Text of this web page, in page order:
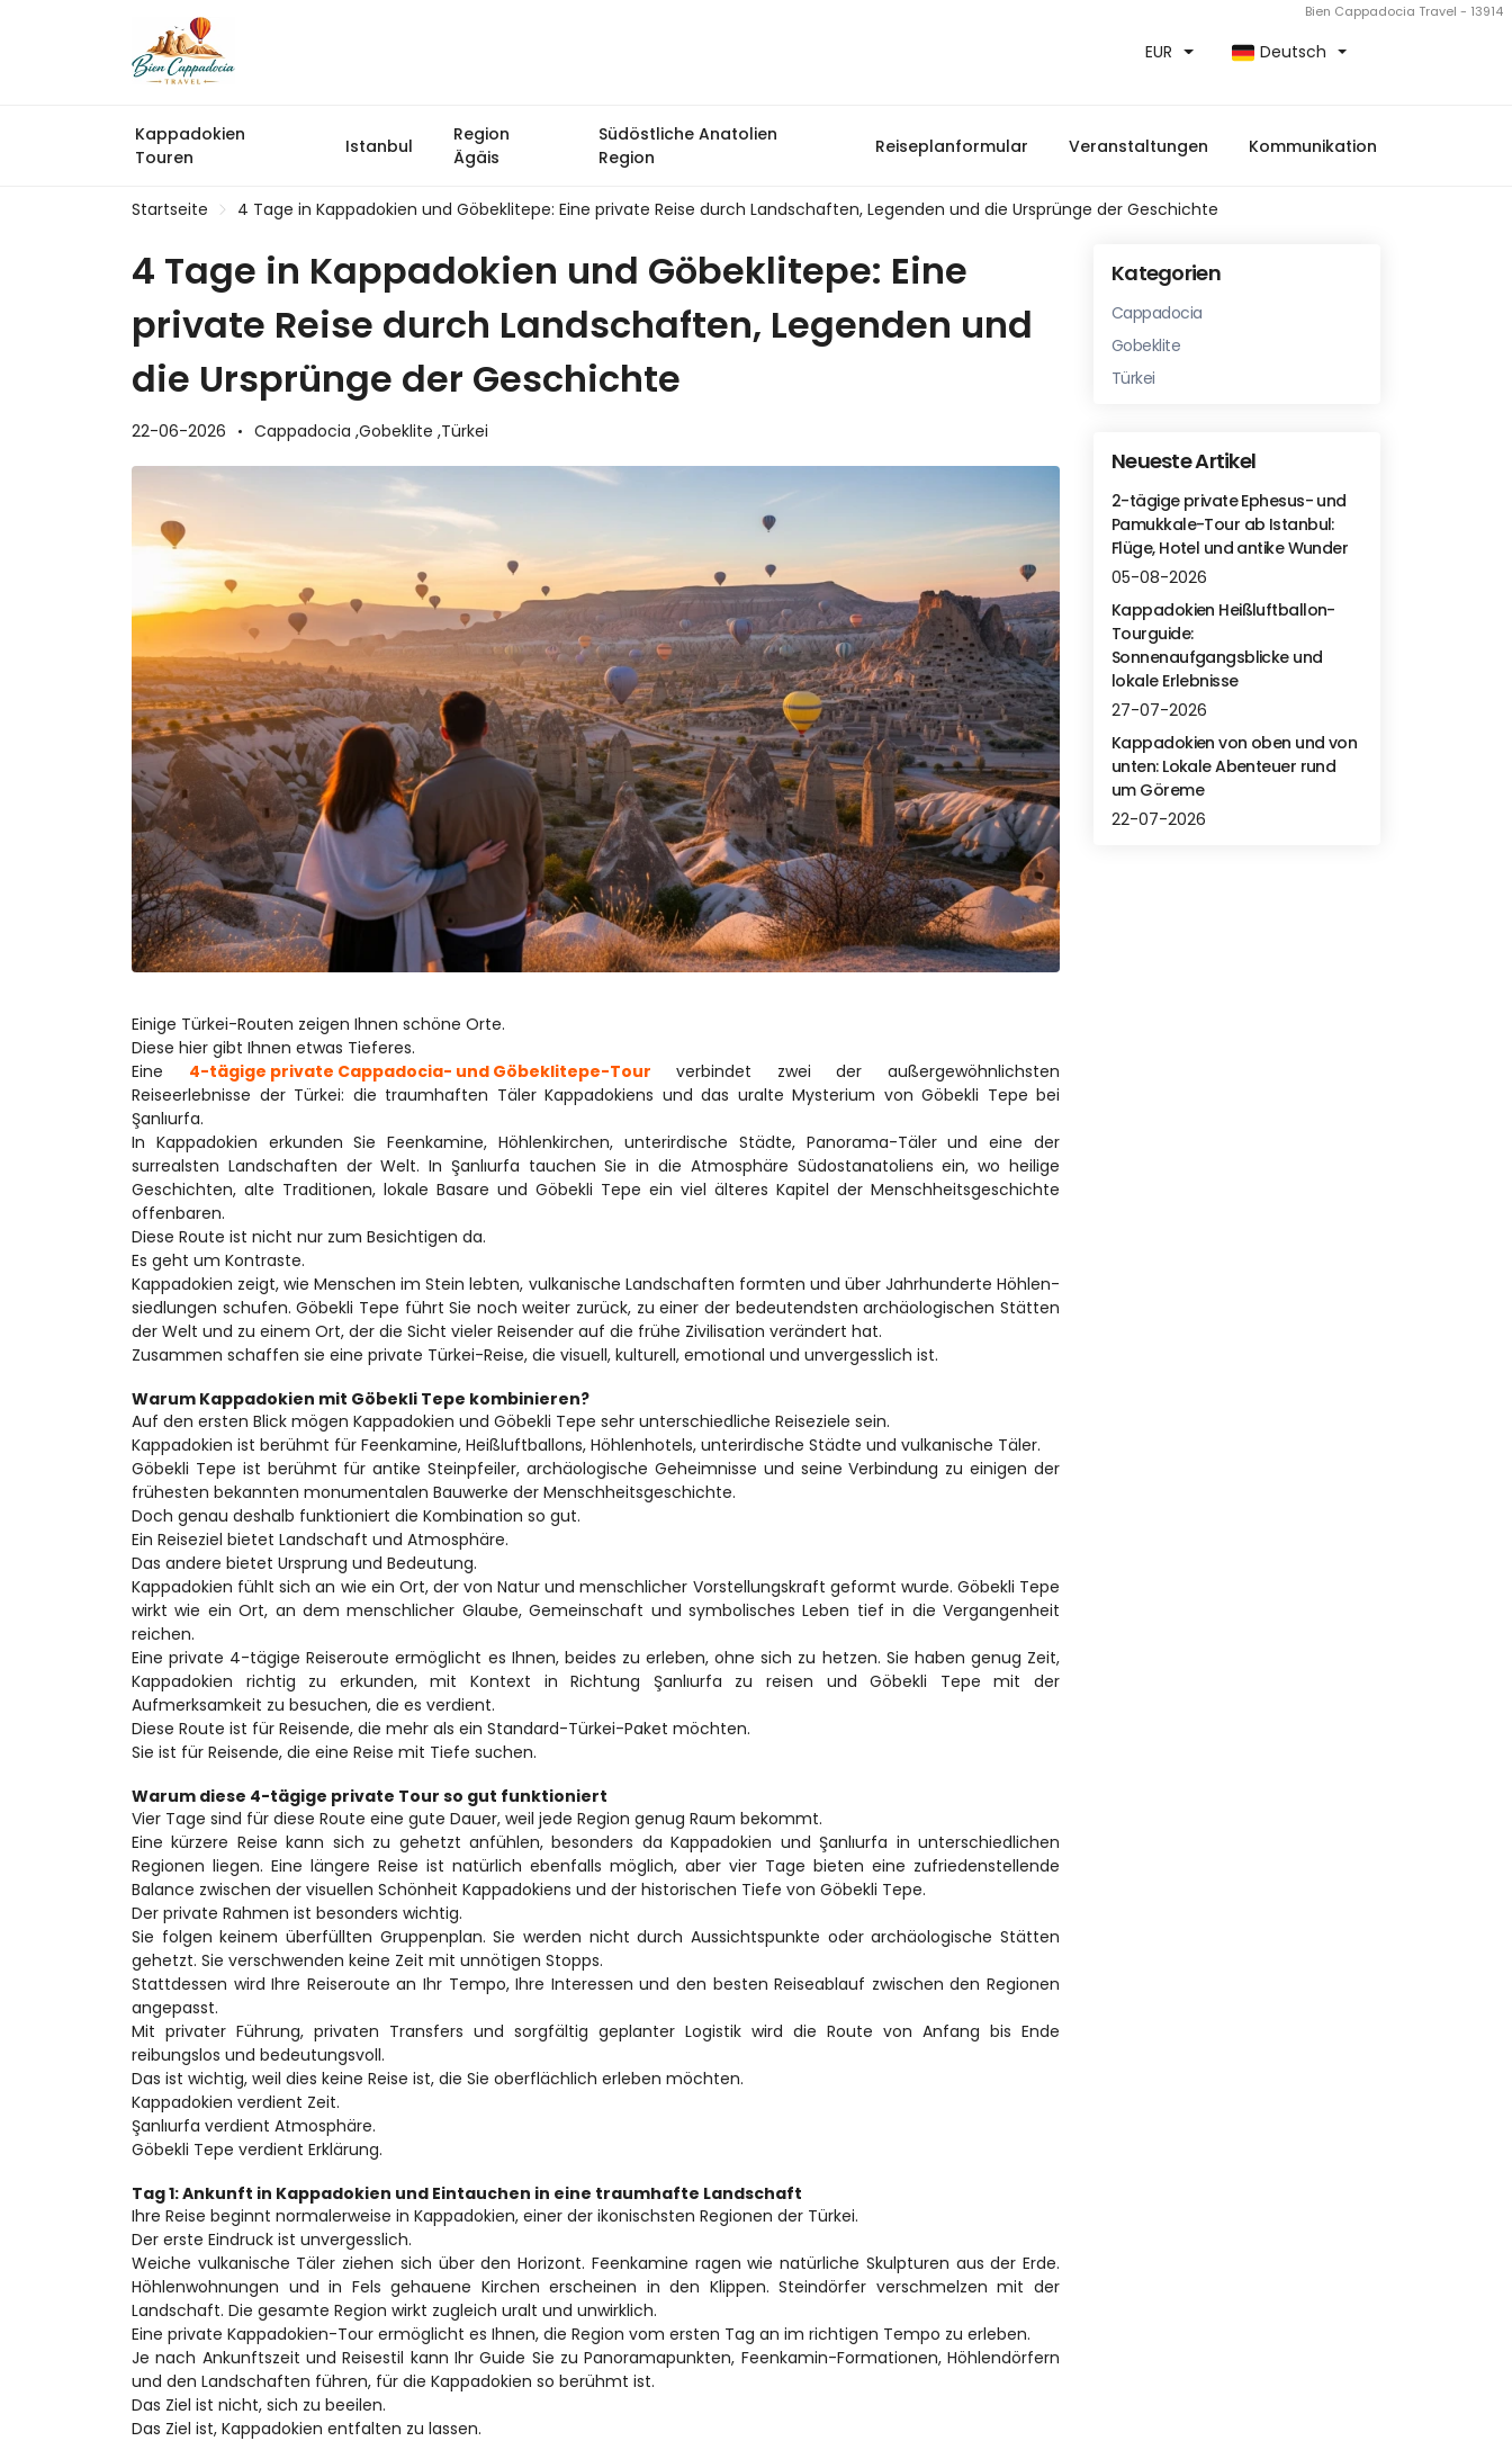
Bien Cappadocia Travel - 13914
EUR Deutsch
Kappadokien
Touren
Istanbul
Region
Ägäis
Südöstliche Anatolien
Region
Reiseplanformular Veranstaltungen Kommunikation
Startseite 4 Tage in Kappadokien und Göbeklitepe: Eine private Reise durch Landschaften, Legenden und die Ursprünge der Geschichte
4 Tage in Kappadokien und Göbeklitepe: Eine
private Reise durch Landschaften, Legenden und
die Ursprünge der Geschichte
22-06-2026 Cappadocia ,Gobeklite ,Türkei
Einige Türkei-Routen zeigen Ihnen schöne Orte.
Diese hier gibt Ihnen etwas Tieferes.
Eine 4-tägige private Cappadocia- und Göbeklitepe-Tour verbindet zwei der außergewöhnlichsten
Reiseerlebnisse der Türkei: die traumhaften Täler Kappadokiens und das uralte Mysterium von Göbekli Tepe bei
Şanlıurfa.
In Kappadokien erkunden Sie Feenkamine, Höhlenkirchen, unterirdische Städte, Panorama-Täler und eine der
surrealsten Landschaften der Welt. In Şanlıurfa tauchen Sie in die Atmosphäre Südostanatoliens ein, wo heilige
Geschichten, alte Traditionen, lokale Basare und Göbekli Tepe ein viel älteres Kapitel der Menschheitsgeschichte
offenbaren.
Diese Route ist nicht nur zum Besichtigen da.
Es geht um Kontraste.
Kappadokien zeigt, wie Menschen im Stein lebten, vulkanische Landschaften formten und über Jahrhunderte Höhlen­
siedlungen schufen. Göbekli Tepe führt Sie noch weiter zurück, zu einer der bedeutendsten archäologischen Stätten
der Welt und zu einem Ort, der die Sicht vieler Reisender auf die frühe Zivilisation verändert hat.
Zusammen schaffen sie eine private Türkei-Reise, die visuell, kulturell, emotional und unvergesslich ist.
Warum Kappadokien mit Göbekli Tepe kombinieren?
Auf den ersten Blick mögen Kappadokien und Göbekli Tepe sehr unterschiedliche Reiseziele sein.
Kappadokien ist berühmt für Feenkamine, Heißluftballons, Höhlenhotels, unterirdische Städte und vulkanische Täler.
Göbekli Tepe ist berühmt für antike Steinpfeiler, archäologische Geheimnisse und seine Verbindung zu einigen der
frühesten bekannten monumentalen Bauwerke der Menschheitsgeschichte.
Doch genau deshalb funktioniert die Kombination so gut.
Ein Reiseziel bietet Landschaft und Atmosphäre.
Das andere bietet Ursprung und Bedeutung.
Kappadokien fühlt sich an wie ein Ort, der von Natur und menschlicher Vorstellungskraft geformt wurde. Göbekli Tepe
wirkt wie ein Ort, an dem menschlicher Glaube, Gemeinschaft und symbolisches Leben tief in die Vergangenheit
reichen.
Eine private 4-tägige Reiseroute ermöglicht es Ihnen, beides zu erleben, ohne sich zu hetzen. Sie haben genug Zeit,
Kappadokien richtig zu erkunden, mit Kontext in Richtung Şanlıurfa zu reisen und Göbekli Tepe mit der
Aufmerksamkeit zu besuchen, die es verdient.
Diese Route ist für Reisende, die mehr als ein Standard-Türkei-Paket möchten.
Sie ist für Reisende, die eine Reise mit Tiefe suchen.
Warum diese 4-tägige private Tour so gut funktioniert
Vier Tage sind für diese Route eine gute Dauer, weil jede Region genug Raum bekommt.
Eine kürzere Reise kann sich zu gehetzt anfühlen, besonders da Kappadokien und Şanlıurfa in unterschiedlichen
Regionen liegen. Eine längere Reise ist natürlich ebenfalls möglich, aber vier Tage bieten eine zufriedenstellende
Balance zwischen der visuellen Schönheit Kappadokiens und der historischen Tiefe von Göbekli Tepe.
Der private Rahmen ist besonders wichtig.
Sie folgen keinem überfüllten Gruppenplan. Sie werden nicht durch Aussichtspunkte oder archäologische Stätten
gehetzt. Sie verschwenden keine Zeit mit unnötigen Stopps.
Stattdessen wird Ihre Reiseroute an Ihr Tempo, Ihre Interessen und den besten Reiseablauf zwischen den Regionen
angepasst.
Mit privater Führung, privaten Transfers und sorgfältig geplanter Logistik wird die Route von Anfang bis Ende
reibungslos und bedeutungsvoll.
Das ist wichtig, weil dies keine Reise ist, die Sie oberflächlich erleben möchten.
Kappadokien verdient Zeit.
Şanlıurfa verdient Atmosphäre.
Göbekli Tepe verdient Erklärung.
Tag 1: Ankunft in Kappadokien und Eintauchen in eine traumhafte Landschaft
Ihre Reise beginnt normalerweise in Kappadokien, einer der ikonischsten Regionen der Türkei.
Der erste Eindruck ist unvergesslich.
Weiche vulkanische Täler ziehen sich über den Horizont. Feenkamine ragen wie natürliche Skulpturen aus der Erde.
Höhlenwohnungen und in Fels gehauene Kirchen erscheinen in den Klippen. Steindörfer verschmelzen mit der
Landschaft. Die gesamte Region wirkt zugleich uralt und unwirklich.
Eine private Kappadokien-Tour ermöglicht es Ihnen, die Region vom ersten Tag an im richtigen Tempo zu erleben.
Je nach Ankunftszeit und Reisestil kann Ihr Guide Sie zu Panoramapunkten, Feenkamin-Formationen, Höhlendörfern
und den Landschaften führen, für die Kappadokien so berühmt ist.
Das Ziel ist nicht, sich zu beeilen.
Das Ziel ist, Kappadokien entfalten zu lassen.
Kategorien
Cappadocia
Gobeklite
Türkei
Neueste Artikel
2-tägige private Ephesus- und
Pamukkale-Tour ab Istanbul:
Flüge, Hotel und antike Wunder
05-08-2026
Kappadokien Heißluftballon-
Tourguide:
Sonnenaufgangsblicke und
lokale Erlebnisse
27-07-2026
Kappadokien von oben und von
unten: Lokale Abenteuer rund
um Göreme
22-07-2026